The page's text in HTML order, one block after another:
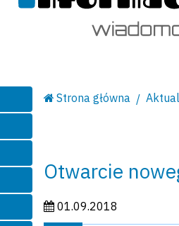
Strona główna
Otwarcie
Data publikacji:
01.09.2018